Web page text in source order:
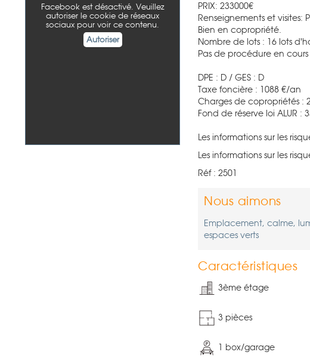
Facebook est désactivé. Veuillez
autoriser le cookie de réseaux
sociaux pour voir ce contenu.
Autoriser
PRIX: 233000€
Renseignements et visites:
Bien en copropriété.
Nombre de lots : 16 lots
Pas de procédure en cours
DPE : D / GES : D
Taxe foncière : 1088 €/an
Charges de copropriétés :
Fond de réserve loi ALUR :
Les informations sur les
Les informations sur les
Réf : 2501
Nous aimons
Emplacement, calme,
espaces verts
Caractéristiques
3ème étage
3 pièces
1 box/garage